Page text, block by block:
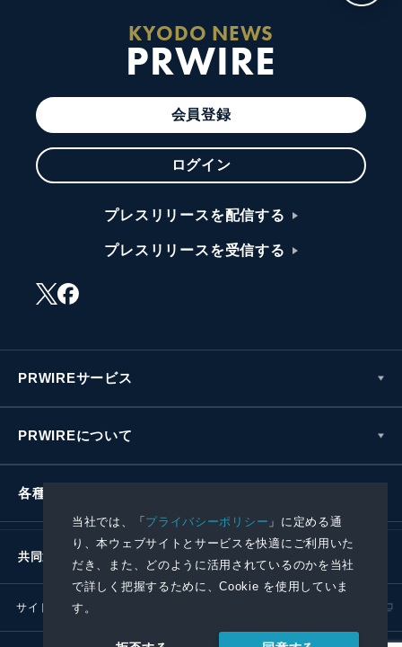
当社では、「プライバシーポリシー 」に定める通
り、本ウェブサイトとサービスを快適にご利用いた
だき、また、どのように活用されているのかを当社
で詳しく把握するために、Cookie を使用していま
す。
KYODO NEWS
PRWIRE
会員登録
ログイン
プレスリリースを配信する
プレスリリースを受信する
PRWIREサービス
PRWIREについて
各種お問い合わせ
共同通信社グループ
サイトポリシー